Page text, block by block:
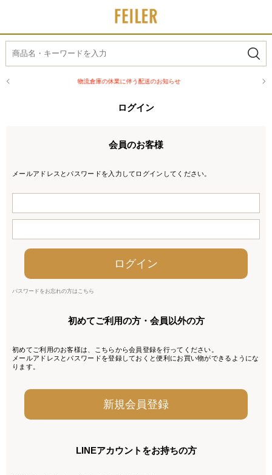
流倉庫の休業に伴う配送のお知らせ 熊本
ログイン
会員のお客様
メールアドレスとパスワードを入力してログインしてください。
パスワードをお忘れの方はこちら
初めてご利用の方・会員以外の方
初めてご利用のお客様は、こちらから会員登録を行ってください。
メールアドレスとパスワードを登録しておくと便利にお買い物ができるようにな
ります。
LINEアカウントをお持ちの方